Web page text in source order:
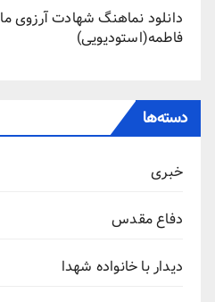
دانلود نماهنگ شهادت آرزوی
فاطمه(استودیویی)
دسته‌ها
خبری
دفاع مقدس
دیدار با خانواده شهدا